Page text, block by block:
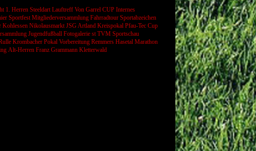
1. Herren Steeldart Lauftreff Von Garrel CUP Internes
Sportfest Mitgliederversammlung Fahrradtour Sportabzeichen
Kohlessen Nikolausmarkt JSG Artland Kreispokal Pfau-Tec Cup
Jugendfußball Fotogalerie st TVM Sportschau
Krombacher Pokal Vorbereitung Remmers Hasetal Marathon
Alt-Herren Franz Grammann Kletterwald